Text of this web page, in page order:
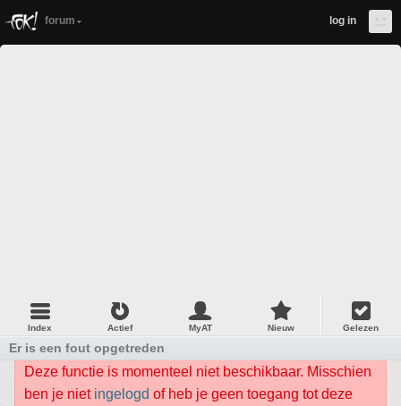
forum log in
Index Actief MyAT Nieuw Gelezen
Er is een fout opgetreden
Deze functie is momenteel niet beschikbaar. Misschien
ben je niet ingelogd of heb je geen toegang tot deze